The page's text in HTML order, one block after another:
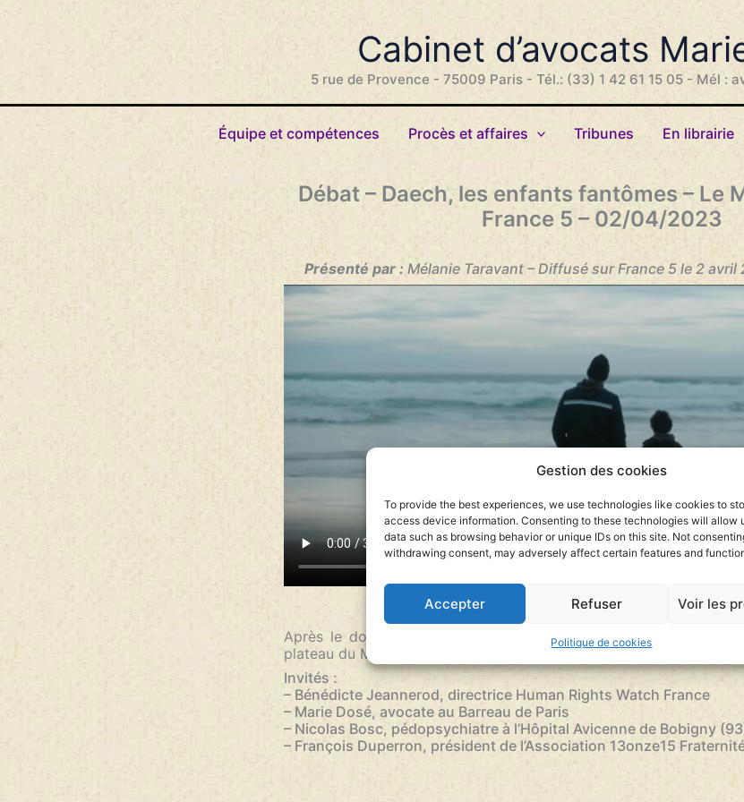
Gestion des cookies
To provide the best experiences, we use technologies like cookies to
access device information. Consenting to these technologies will allow
data such as browsing behavior or unique IDs on this site. Not
withdrawing consent, may adversely affect certain features and
Accepter Refuser Voir les
Politique de cookies
Aller
Cabinet d’avocats
5 rue de Provence - 75009 Paris - Tél.: (33) 1 42 61 15 05 - Mél :
Équipe et compétences Procès et affaires Tribunes En librairie
Débat – Daech, les enfants fantômes – Le
France 5 – 02/04/2023
Présenté par : Mélanie Taravant – Diffusé sur France 5 le 2 avril
Après le documentaire sur l’avenir des enfants de djihadistes,
plateau du Monde en face autour de Mélanie Taravant.
Invités :
– Bénédicte Jeannerod, directrice Human Rights Watch France
– Marie Dosé, avocate au Barreau de Paris
– Nicolas Bosc, pédopsychiatre à l’Hôpital Avicenne de Bobigny
– François Duperron, président de l’Association 13onze15